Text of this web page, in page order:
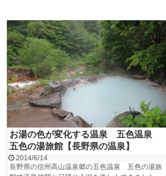
お湯の色が変化する温泉 五色温泉
五色の湯旅館【長野県の温泉】
2014/6/14
長野県の信州高山温泉郷の五色温泉 五色の湯旅